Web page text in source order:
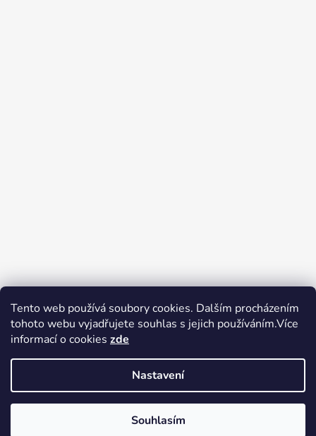
Tento web používá soubory cookies. Dalším procházením
tohoto webu vyjadřujete souhlas s jejich používáním.Více
informací o cookies zde
Nastavení
Souhlasím
Zboží.cz Heureka.cz Voňavé dárky
Copyright 2026